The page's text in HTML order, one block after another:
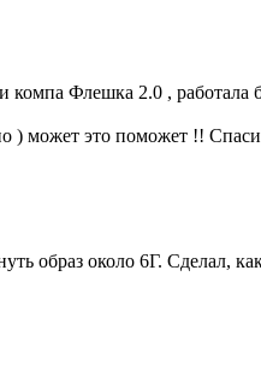
Флешка 2.0 , работала
) может это поможет !!
образ около 6Г. Сделал,